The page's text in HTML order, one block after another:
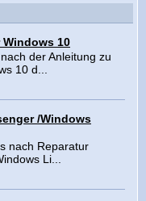
10
der Anleitung zu
10 d...
/Windows
nach Reparatur
Li...